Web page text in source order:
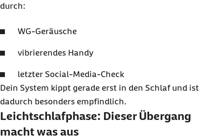
durch:
WG-Geräusche
vibrierendes Handy
letzter Social-Media-Check
Dein System kippt gerade erst in den Schlaf und ist
dadurch besonders empfindlich.
Leichtschlafphase: Dieser Übergang
macht was aus